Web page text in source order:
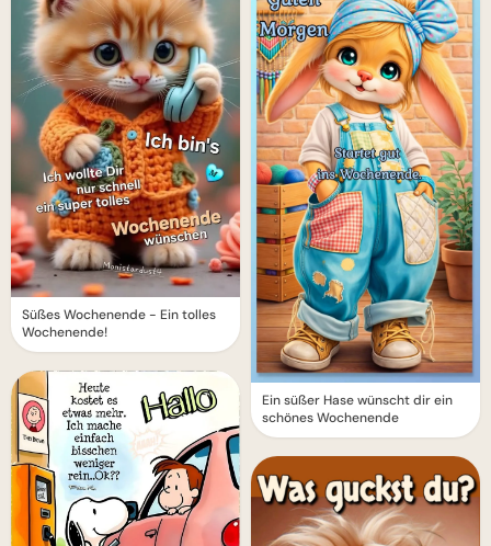
Süßes Wochenende - Ein tolles
Wochenende!
Ein süßer Hase wünscht dir ein
schönes Wochenende